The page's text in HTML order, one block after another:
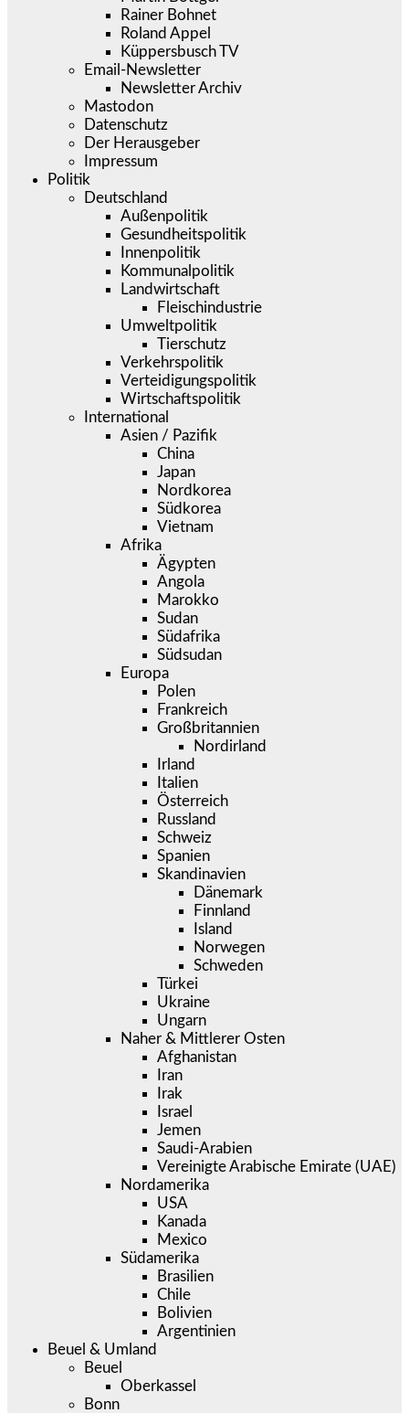
Rainer Bohnet
Roland Appel
Küppersbusch TV
Email-Newsletter
Newsletter Archiv
Mastodon
Datenschutz
Der Herausgeber
Impressum
Politik
Deutschland
Außenpolitik
Gesundheitspolitik
Innenpolitik
Kommunalpolitik
Landwirtschaft
Fleischindustrie
Umweltpolitik
Tierschutz
Verkehrspolitik
Verteidigungspolitik
Wirtschaftspolitik
International
Asien / Pazifik
China
Japan
Nordkorea
Südkorea
Vietnam
Afrika
Ägypten
Angola
Marokko
Sudan
Südafrika
Südsudan
Europa
Polen
Frankreich
Großbritannien
Nordirland
Irland
Italien
Österreich
Russland
Schweiz
Spanien
Skandinavien
Dänemark
Finnland
Island
Norwegen
Schweden
Türkei
Ukraine
Ungarn
Naher & Mittlerer Osten
Afghanistan
Iran
Irak
Israel
Jemen
Saudi-Arabien
Vereinigte Arabische Emirate (UAE)
Nordamerika
USA
Kanada
Mexico
Südamerika
Brasilien
Chile
Bolivien
Argentinien
Beuel & Umland
Beuel
Oberkassel
Bonn